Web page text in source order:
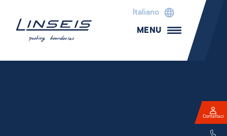
Italiano
MENU
Contattaci